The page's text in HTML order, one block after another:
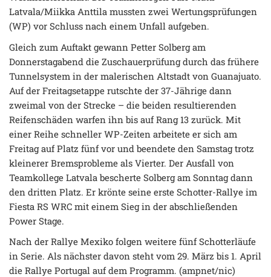
Latvala/Miikka Anttila mussten zwei Wertungsprüfungen
(WP) vor Schluss nach einem Unfall aufgeben.
Gleich zum Auftakt gewann Petter Solberg am
Donnerstagabend die Zuschauerprüfung durch das frühere
Tunnelsystem in der malerischen Altstadt von Guanajuato.
Auf der Freitagsetappe rutschte der 37-Jährige dann
zweimal von der Strecke – die beiden resultierenden
Reifenschäden warfen ihn bis auf Rang 13 zurück. Mit
einer Reihe schneller WP-Zeiten arbeitete er sich am
Freitag auf Platz fünf vor und beendete den Samstag trotz
kleinerer Bremsprobleme als Vierter. Der Ausfall von
Teamkollege Latvala bescherte Solberg am Sonntag dann
den dritten Platz. Er krönte seine erste Schotter-Rallye im
Fiesta RS WRC mit einem Sieg in der abschließenden
Power Stage.
Nach der Rallye Mexiko folgen weitere fünf Schotterläufe
in Serie. Als nächster davon steht vom 29. März bis 1. April
die Rallye Portugal auf dem Programm. (ampnet/nic)